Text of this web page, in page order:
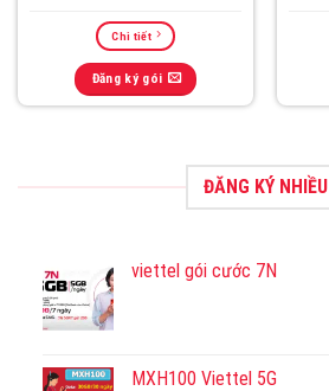
Chi tiết
Đăng ký gói
ĐĂNG KÝ NHIỀU
viettel gói cước 7N
MXH100 Viettel 5G